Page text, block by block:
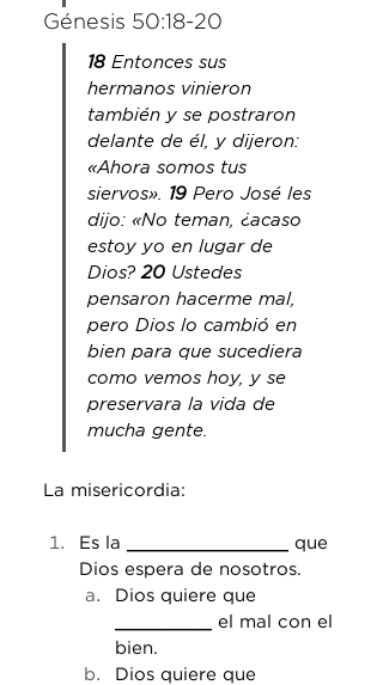
Génesis 50:18-20
18 Entonces sus
hermanos vinieron
también y se postraron
delante de él, y dijeron:
«Ahora somos tus
siervos». 19 Pero José les
dijo: «No teman, ¿acaso
estoy yo en lugar de
Dios? 20 Ustedes
pensaron hacerme mal,
pero Dios lo cambió en
bien para que sucediera
como vemos hoy, y se
preservara la vida de
mucha gente.
La misericordia:
Es la
que
Dios espera de nosotros.
Dios quiere que
el mal con el
bien.
Dios quiere que